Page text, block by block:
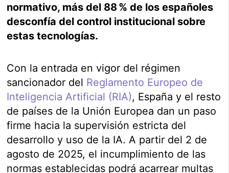
normativo, más del 88 % de los españoles
desconfía del control institucional sobre
estas tecnologías.
Con la entrada en vigor del régimen
sancionador del Reglamento Europeo de
Inteligencia Artificial (RIA), España y el resto
de países de la Unión Europea dan un paso
firme hacia la supervisión estricta del
desarrollo y uso de la IA. A partir del 2 de
agosto de 2025, el incumplimiento de las
normas establecidas podrá acarrear multas